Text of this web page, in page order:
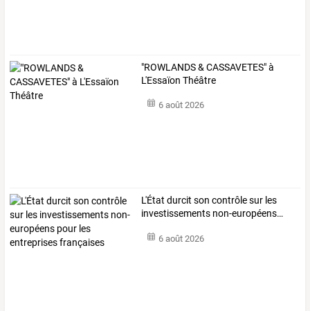
"ROWLANDS & CASSAVETES" à
L'Essaïon Théâtre
6 août 2026
L'État durcit son contrôlesur les
investissements non-européens…
6 août 2026